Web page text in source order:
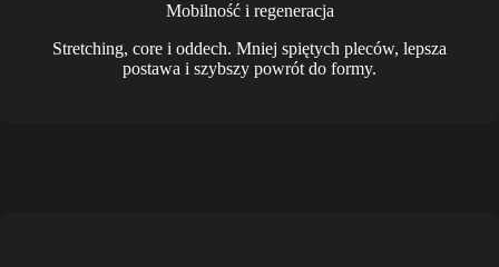
Mobilność i regeneracja
Stretching, core i oddech. Mniej spiętych pleców, lepsza
postawa i szybszy powrót do formy.